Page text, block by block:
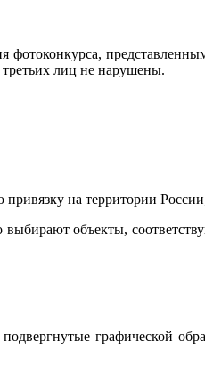
фотоконкурса,
третьих лиц не нарушены.
на территории
объекты,
графической